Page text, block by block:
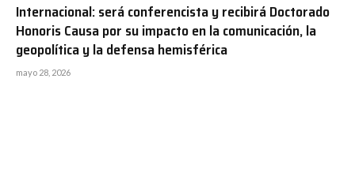
Internacional: será conferencista y recibirá Doctorado
Honoris Causa por su impacto en la comunicación, la
geopolítica y la defensa hemisférica
mayo 28, 2026